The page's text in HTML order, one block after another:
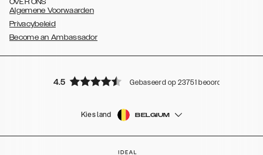
Algemene Voorwaarden
Privacybeleid
Become an Ambassador
4.5 Gebaseerd op 23751 beoordelingen
Kies land BELGIUM